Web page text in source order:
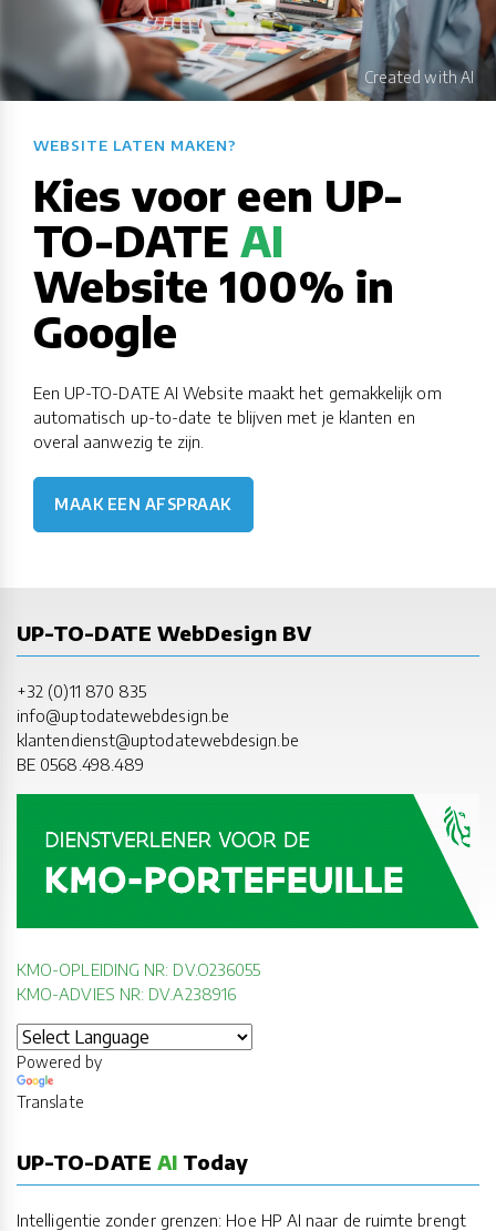
WEBSITE LATEN MAKEN?​​​​​​​​​​​​​​
Kies voor een UP-
TO-DATE AI
Website 100% in
Google
Een UP-TO-DATE AI Website maakt het gemakkelijk om
automatisch up-to-date te blijven met je klanten en
overal aanwezig te zijn.
MAAK EEN AFSPRAAK
UP-TO-DATE WebDesign BV
+32 (0)11 870 835
info@uptodatewebdesign.be
klantendienst@uptodatewebdesign.be
BE 0568.498.489
KMO-OPLEIDING NR: DV.O236055
KMO-ADVIES NR: DV.A238916
Powered by
Translate
UP-TO-DATE AI Today
Intelligentie zonder grenzen: Hoe HP AI naar de ruimte brengt